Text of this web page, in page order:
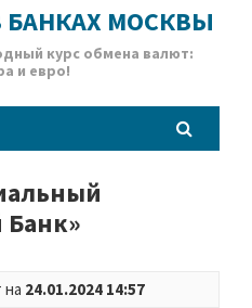
МОСКВЫ
курс обмена валют:
и евро!
Банк»
на 24.01.2024 14:57